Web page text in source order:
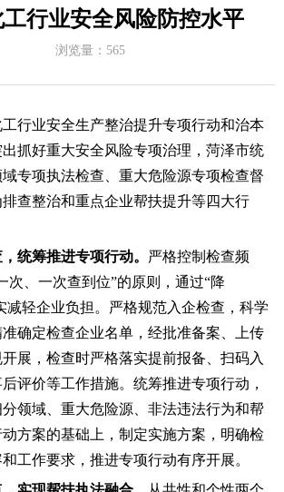
行业安全风险防控水平
浏览量： 565
行业安全生产整治提升专项行动和治本
抓好重大安全风险专项治理，菏泽市统
专项执法检查、重大危险源专项检查督
查整治和重点企业帮扶提升等四大行
统筹推进专项行动。 严格控制检查频
次、一次查到位”的原则，通过“降
减轻企业负担。严格规范入企检查，科学
确定检查企业名单，经批准备案、上传
展，检查时严格落实提前报备、扫码入
评价等工作措施。统筹推进专项行动，
领域、重大危险源、非法违法行为和帮
方案的基础上，制定实施方案，明确检
工作要求，推进专项行动有序开展。